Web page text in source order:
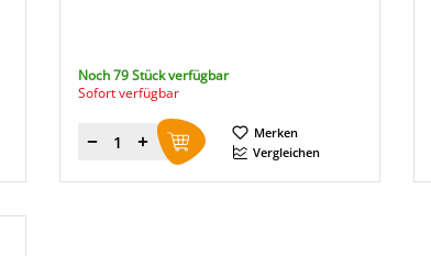
Noch 79 Stück verfügbar
Sofort verfügbar
Menge
Merken
Vergleichen